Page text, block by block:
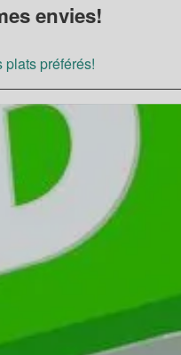
envies!
préférés!